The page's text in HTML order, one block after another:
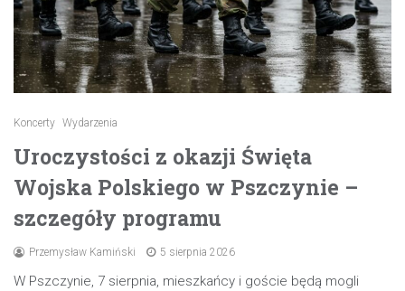
Koncerty Wydarzenia
Uroczystości z okazji Święta
Wojska Polskiego w Pszczynie –
szczegóły programu
Przemysław Kamiński 5 sierpnia 2026
W Pszczynie, 7 sierpnia, mieszkańcy i goście będą mogli